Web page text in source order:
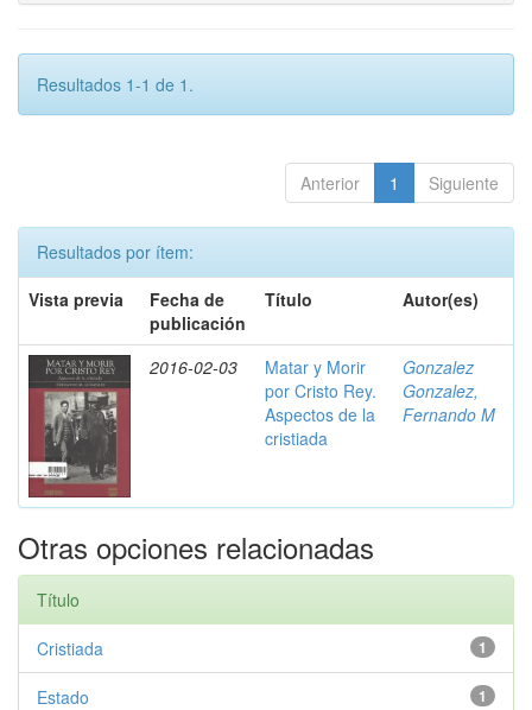
Resultados 1-1 de 1.
Anterior 1 Siguiente
Resultados por ítem:
Vista previa
Fecha de
publicación
Título Autor(es)
2016-02-03
Matar y Morir
por Cristo Rey.
Aspectos de la
cristiada
Gonzalez
Gonzalez,
Fernando M
Otras opciones relacionadas
Título
1
Cristiada
1
Estado